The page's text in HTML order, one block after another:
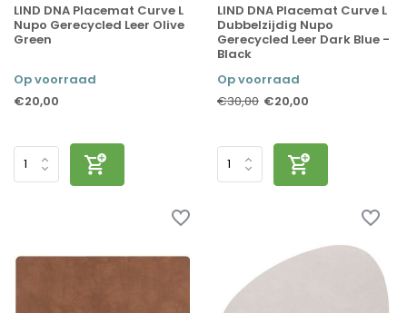
LIND DNA Placemat Curve L
Nupo Gerecycled Leer Olive
Green
Op voorraad
€20,00
LIND DNA Placemat Curve L
Dubbelzijdig Nupo
Gerecycled Leer Dark Blue -
Black
Op voorraad
€30,00 €20,00